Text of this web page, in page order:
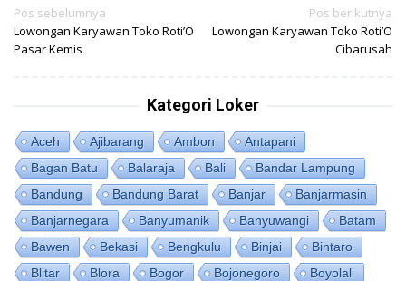
Navigasi
pos
Pos sebelumnya
Lowongan Karyawan Toko Roti’O
Pasar Kemis
Pos berikutnya
Lowongan Karyawan Toko Roti’O
Cibarusah
Kategori Loker
Aceh Ajibarang Ambon
Antapani
Bagan Batu
Balaraja Bali
Bandar Lampung
Bandung
Bandung Barat Banjar
Banjarmasin
Banjarnegara
Banyumanik Banyuwangi
Batam
Bawen
Bekasi Bengkulu Binjai
Bintaro
Blitar
Blora Bogor Bojonegoro
Boyolali